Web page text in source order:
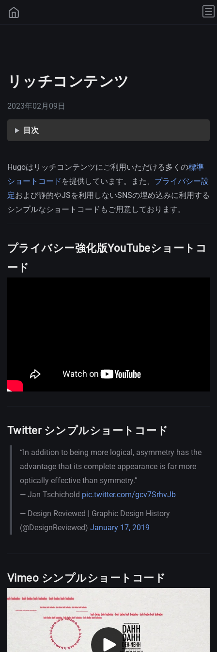
リッチコンテンツ
2023年02月09日
目次
Hugoはリッチコンテンツにご利用いただける多くの標準
ショートコード を提供しています。また、 プライバシー設
定および静的やJSを利用しないSNSの埋め込みに利用する
シンプルなショートコードもご用意しております。
プライバシー強化版YouTubeショートコ
ード
Twitter シンプルショートコード
“In addition to being more logical, asymmetry has the
advantage that its complete appearance is far more
optically effective than symmetry.”
— Jan Tschichold pic.twitter.com/gcv7SrhvJb
— Design Reviewed | Graphic Design History
(@DesignReviewed) January 17, 2019
Vimeo シンプルショートコード